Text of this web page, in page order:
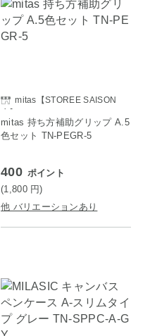
mitas【STOREE SAISON
店】
mitas 持ち方補助グリップ A.5
色セット TN-PEGR-5
400 ポイント
(1,800 円)
他 バリエーションあり